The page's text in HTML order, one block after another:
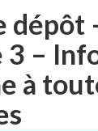
dépôt
3 –
à